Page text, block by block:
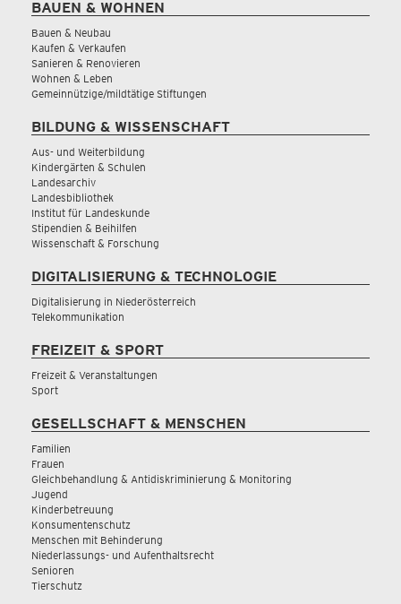
BAUEN & WOHNEN
Bauen & Neubau
Kaufen & Verkaufen
Sanieren & Renovieren
Wohnen & Leben
Gemeinnützige/mildtätige Stiftungen
BILDUNG & WISSENSCHAFT
Aus- und Weiterbildung
Kindergärten & Schulen
Landesarchiv
Landesbibliothek
Institut für Landeskunde
Stipendien & Beihilfen
Wissenschaft & Forschung
DIGITALISIERUNG & TECHNOLOGIE
Digitalisierung in Niederösterreich
Telekommunikation
FREIZEIT & SPORT
Freizeit & Veranstaltungen
Sport
GESELLSCHAFT & MENSCHEN
Familien
Frauen
Gleichbehandlung & Antidiskriminierung & Monitoring
Jugend
Kinderbetreuung
Konsumentenschutz
Menschen mit Behinderung
Niederlassungs- und Aufenthaltsrecht
Senioren
Tierschutz